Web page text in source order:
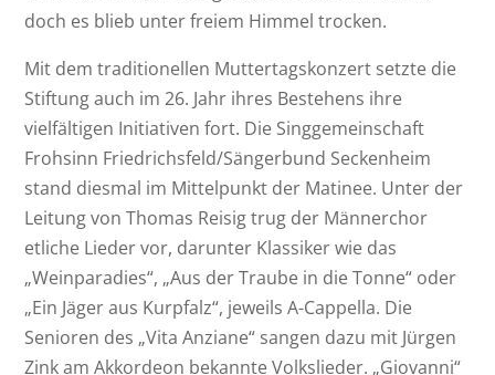
doch es blieb unter freiem Himmel trocken.
Mit dem traditionellen Muttertagskonzert setzte die
Stiftung auch im 26. Jahr ihres Bestehens ihre
vielfältigen Initiativen fort. Die Singgemeinschaft
Frohsinn Friedrichsfeld/Sängerbund Seckenheim
stand diesmal im Mittelpunkt der Matinee. Unter der
Leitung von Thomas Reisig trug der Männerchor
etliche Lieder vor, darunter Klassiker wie das
„Weinparadies“, „Aus der Traube in die Tonne“ oder
„Ein Jäger aus Kurpfalz“, jeweils A-Cappella. Die
Senioren des „Vita Anziane“ sangen dazu mit Jürgen
Zink am Akkordeon bekannte Volkslieder. „Giovanni“